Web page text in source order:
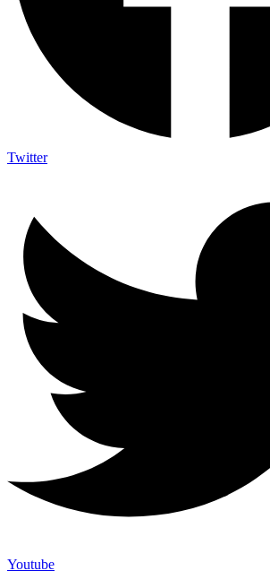
Twitter
Youtube